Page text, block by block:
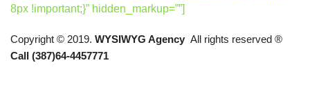
8px !important;}” hidden_markup=””]
Copyright © 2019. WYSIWYG Agency All rights reserved ®
Call (387)64-4457771